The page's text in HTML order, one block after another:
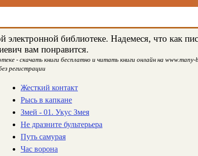
электронной библиотеке. Надемеся, что как
вам понравится.
- скачать книги бесплатно и читать книги онлайн на www.many-
регистрации
Жесткий контакт
Рысь в капкане
Змей - 01. Укус Змея
Не дразните бультерьера
Путь самурая
Час ворона